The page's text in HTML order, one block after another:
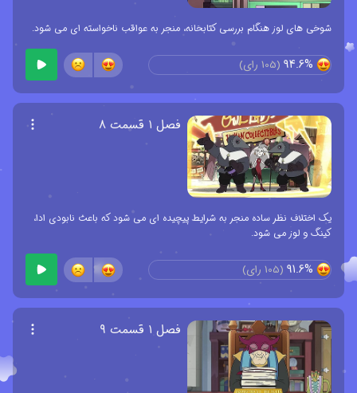
شوخی های لوز هنگام بررسی کتابخانه، منجر به عواقب ناخواسته ای می شود.
94.6%
(
105 رای)
فصل ۱ قسمت ۸
یک اختلاف نظر ساده منجر به شرایط پیچیده ای می شود که باعث نابودی ادا،
کینگ و لوز می شود.
91.6%
(
105 رای)
فصل ۱ قسمت ۹